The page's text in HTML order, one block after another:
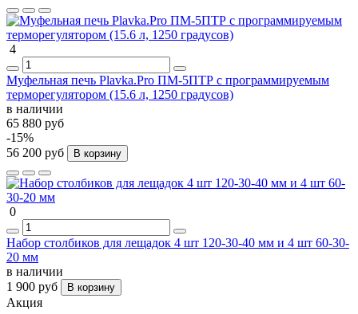
4
Муфельная печь Plavka.Pro ПМ-5ПТР с программируемым
терморегулятором (15.6 л, 1250 градусов)
в наличии
65 880 руб
-15%
56 200 руб
В корзину
0
Набор столбиков для лещадок 4 шт 120-30-40 мм и 4 шт 60-30-
20 мм
в наличии
1 900 руб
В корзину
Акция